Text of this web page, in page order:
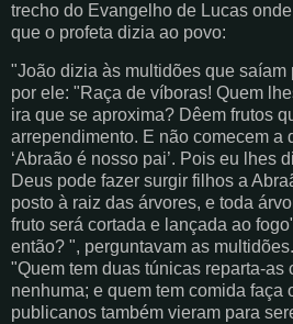
trecho do Evangelho de Lucas
que o profeta dizia ao povo:
"João dizia às multidões que saíam
por ele: "Raça de víboras! Quem
ira que se aproxima? Dêem frutos
arrependimento. E não comecem a
‘Abraão é nosso pai’. Pois eu lhes
Deus pode fazer surgir filhos a
posto à raiz das árvores, e toda
fruto será cortada e lançada ao
então? ", perguntavam as
"Quem tem duas túnicas reparta-as
nenhuma; e quem tem comida faça
publicanos também vieram para